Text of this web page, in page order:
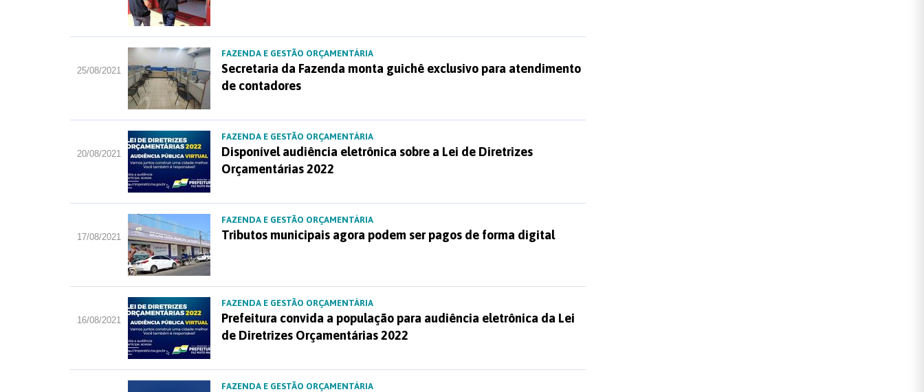
25/08/2021
FAZENDA E GESTÃO ORÇAMENTÁRIA
Secretaria da Fazenda monta guichê exclusivo para atendimento
de contadores
20/08/2021
FAZENDA E GESTÃO ORÇAMENTÁRIA
Disponível audiência eletrônica sobre a Lei de Diretrizes
Orçamentárias 2022
17/08/2021
FAZENDA E GESTÃO ORÇAMENTÁRIA
Tributos municipais agora podem ser pagos de forma digital
16/08/2021
FAZENDA E GESTÃO ORÇAMENTÁRIA
Prefeitura convida a população para audiência eletrônica da Lei
de Diretrizes Orçamentárias 2022
FAZENDA E GESTÃO ORÇAMENTÁRIA